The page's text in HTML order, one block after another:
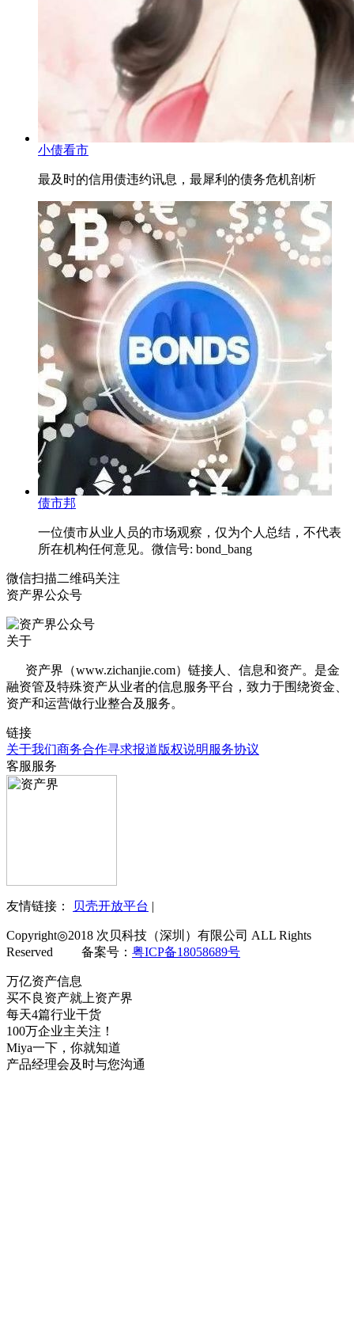
小债看市
最及时的信用债违约讯息，最犀利的债务危机剖析
债市邦
一位债市从业人员的市场观察，仅为个人总结，不代表
所在机构任何意见。微信号: bond_bang
微信扫描二维码关注
资产界公众号
关于
资产界（www.zichanjie.com）链接人、信息和资产。是金
融资管及特殊资产从业者的信息服务平台，致力于围绕资金、
资产和运营做行业整合及服务。
链接
关于我们商务合作寻求报道版权说明 服务协议
客服服务
友情链接： 贝壳开放平台 |
Copyright◎2018 次贝科技（深圳）有限公司 ALL Rights
Reserved 备案号： 粤ICP备18058689号
万亿资产信息
买不良资产就上资产界
每天4篇行业干货
100万企业主关注！
Miya一下，你就知道
产品经理会及时与您沟通